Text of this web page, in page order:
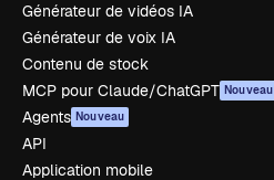
Générateur de vidéos IA
Générateur de voix IA
Contenu de stock
MCP pour Claude/ChatGPT Nouveau
Agents Nouveau
API
Application mobile